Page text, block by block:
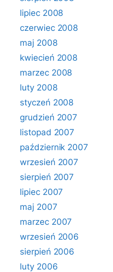
lipiec 2008
czerwiec 2008
maj 2008
kwiecień 2008
marzec 2008
luty 2008
styczeń 2008
grudzień 2007
listopad 2007
październik 2007
wrzesień 2007
sierpień 2007
lipiec 2007
maj 2007
marzec 2007
wrzesień 2006
sierpień 2006
luty 2006